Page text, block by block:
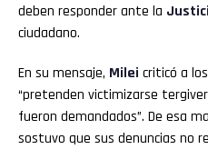
deben responder ante la
ciudadano.
En su mensaje, Milei criticó a
“pretenden victimizarse
fueron demandados”. De esa
sostuvo que sus denuncias no